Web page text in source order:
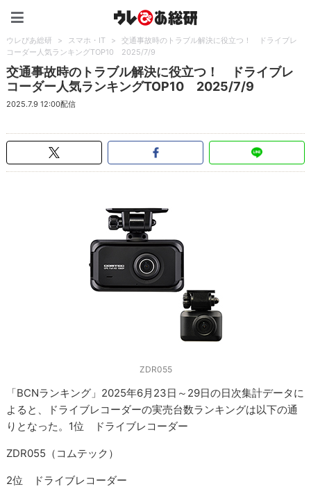
ウレぴあ総研 > スマホ・IT >
交通事故時のトラブル解決に役立つ！ ドライブレ
コーダー人気ランキングTOP10 2025/7/9
交通事故時のトラブル解決に役立つ！ ドライブレ
コーダー人気ランキングTOP10 2025/7/9
2025.7.9 12:00配信
ZDR055
「BCNランキング」2025年6月23日～29日の日次集計データに
よると、ドライブレコーダーの実売台数ランキングは以下の通
りとなった。1位 ドライブレコーダー
ZDR055（コムテック）
2位 ドライブレコーダー